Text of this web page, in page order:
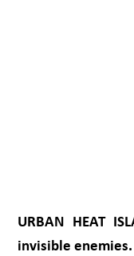
URBAN HEAT
invisible enemies.